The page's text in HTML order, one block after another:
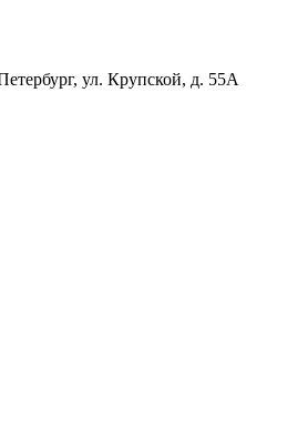
ул. Крупской, д. 55А